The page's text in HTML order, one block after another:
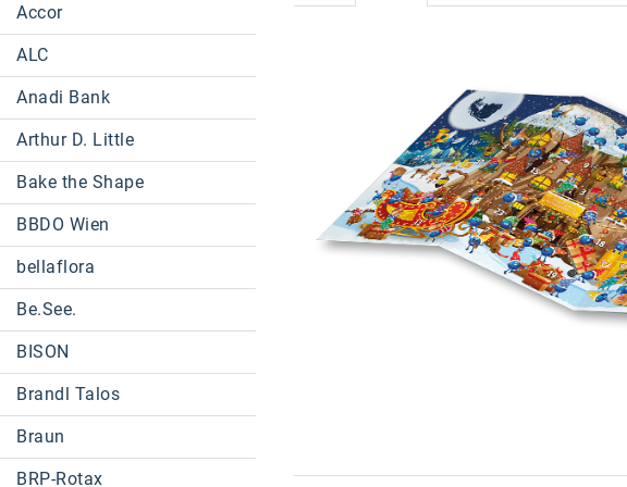
Accor
ALC
Anadi Bank
Arthur D. Little
Bake the Shape
BBDO Wien
bellaflora
Be.See.
BISON
Brandl Talos
Braun
BRP-Rotax